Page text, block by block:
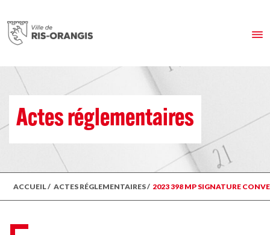
Actes réglementaires
ACCUEIL/ ACTES RÉGLEMENTAIRES/ 2023 398 MP SIGNATURE